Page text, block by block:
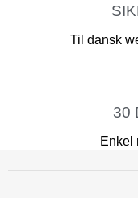
Til dansk
30
Enkel